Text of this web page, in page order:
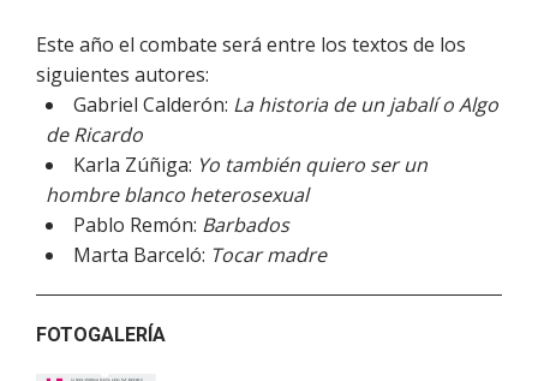
Este año el combate será entre los textos de los
siguientes autores:
Gabriel Calderón: La historia de un jabalí o Algo
de Ricardo
Karla Zúñiga: Yo también quiero ser un
hombre blanco heterosexual
Pablo Remón: Barbados
Marta Barceló: Tocar madre
FOTOGALERÍA